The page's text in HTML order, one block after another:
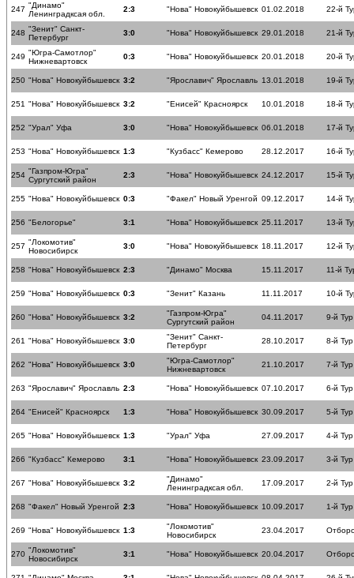
247 "Динамо"
Ленинградксая обл.
2:3 "Нова" Новокуйбышевск 01.02.2018 22-й
248 "Зенит" Санкт-
Петербург
3:0 "Нова" Новокуйбышевск 29.01.2018 21-й
249 "Югра-Самотлор"
Нижневартовск
0:3 "Нова" Новокуйбышевск 20.01.2018 20-й
250 "Нова" Новокуйбышевск 3:2 "Ярославич" Ярославль 13.01.2018 19-й
251 "Нова" Новокуйбышевск 3:2 "Енисей" Красноярск 10.01.2018 18-й
252 "Урал" Уфа 3:0 "Нова" Новокуйбышевск 06.01.2018 17-й
253 "Нова" Новокуйбышевск 1:3 "Кузбасс" Кемерово 28.12.2017 16-й
254 "Газпром-Югра"
Сургутский район
2:3 "Нова" Новокуйбышевск 24.12.2017 15-й
255 "Нова" Новокуйбышевск 0:3 "Факел" Новый Уренгой 09.12.2017 14-й
256 "Белогорье" 3:1 "Нова" Новокуйбышевск 25.11.2017 13-й
257 "Локомотив"
Новосибирск
3:0 "Нова" Новокуйбышевск 18.11.2017 12-й
258 "Нова" Новокуйбышевск 2:3 "Динамо" Москва 15.11.2017 11-й
259 "Нова" Новокуйбышевск 0:3 "Зенит" Казань 11.11.2017 10-й
260 "Нова" Новокуйбышевск 3:2
"Газпром-Югра"
Сургутский район
04.11.2017 9-й Тур
261 "Нова" Новокуйбышевск 3:0
"Зенит" Санкт-
Петербург
28.10.2017 8-й Тур
262 "Нова" Новокуйбышевск 3:0
"Югра-Самотлор"
Нижневартовск
21.10.2017 7-й Тур
263 "Ярославич" Ярославль 2:3 "Нова" Новокуйбышевск 07.10.2017 6-й Тур
264 "Енисей" Красноярск 1:3 "Нова" Новокуйбышевск 30.09.2017 5-й Тур
265 "Нова" Новокуйбышевск 1:3 "Урал" Уфа 27.09.2017 4-й Тур
266 "Кузбасс" Кемерово 3:1 "Нова" Новокуйбышевск 23.09.2017 3-й Тур
267 "Нова" Новокуйбышевск 3:2
"Динамо"
Ленинградксая обл.
17.09.2017 2-й Тур
268 "Факел" Новый Уренгой 2:3 "Нова" Новокуйбышевск 10.09.2017 1-й Тур
269 "Нова" Новокуйбышевск 1:3
"Локомотив"
Новосибирск
23.04.2017
270 "Локомотив"
Новосибирск
3:1 "Нова" Новокуйбышевск 20.04.2017